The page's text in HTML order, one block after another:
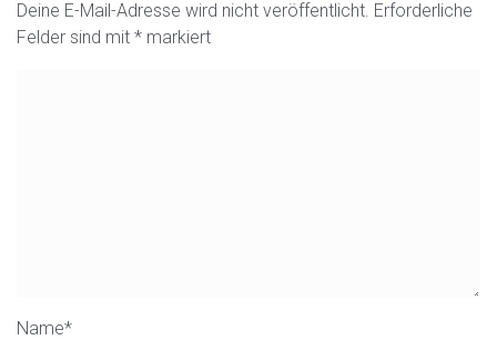
Deine E-Mail-Adresse wird nicht veröffentlicht. Erforderliche
Felder sind mit * markiert
Name*